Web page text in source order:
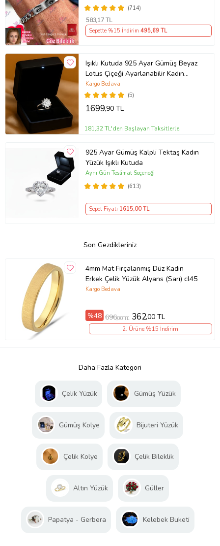
(714)
583,17 TL
Sepette %15 İndirim 495,69 TL
Işıklı Kutuda 925 Ayar Gümüş Beyaz
Lotus Çiçeği Ayarlanabilir Kadın
Yüzük
(5)
Kargo Bedava
1699,90 TL
181,32 TL'den Başlayan Taksitlerle
925 Ayar Gümüş Kalpli Tektaş Kadın
Yüzük Işıklı Kutuda
(613)
Aynı Gün Teslimat Seçeneği
Sepet Fiyatı 1615,00 TL
Son Gezdikleriniz
4mm Mat Fırçalanmış Düz Kadın
Erkek Çelik Yüzük Alyans (Sarı) cl45
Kargo Bedava
%48 696,00 TL 362,00 TL
2. Ürüne %15 İndirim
Daha Fazla Kategori
Çelik Yüzük Gümüş Yüzük
Gümüş Kolye Bijuteri Yüzük
Çelik Kolye Çelik Bileklik
Altın Yüzük Güller
Papatya - Gerbera Kelebek Buketi